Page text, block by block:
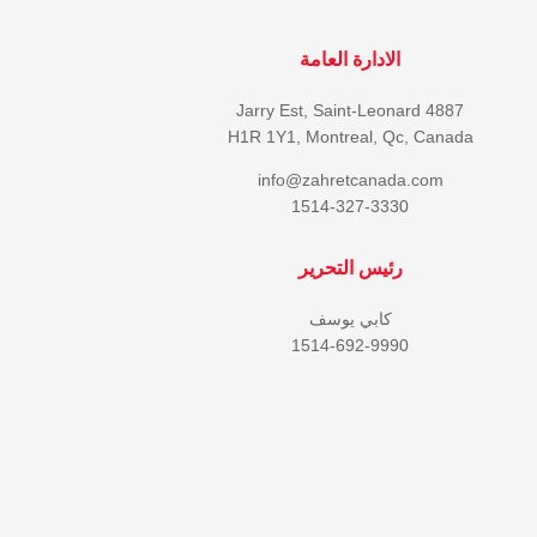
الادارة العامة
4887 Jarry Est, Saint-Leonard
H1R 1Y1, Montreal, Qc, Canada
info@zahretcanada.com
1514-327-3330
رئيس التحرير
كابي يوسف
1514-692-9990